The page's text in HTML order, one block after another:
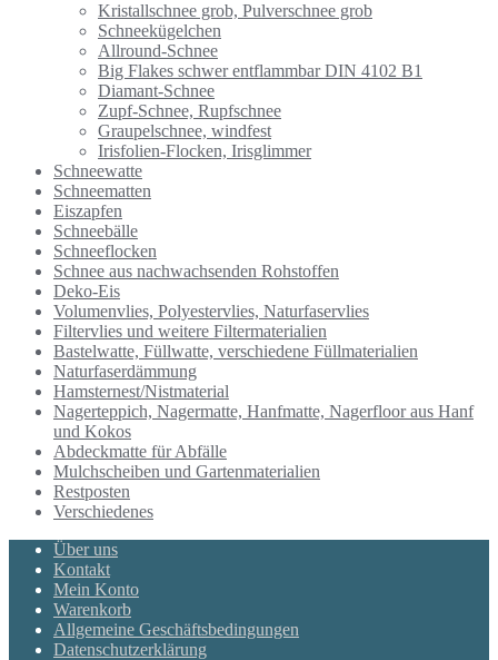
Kristallschnee grob, Pulverschnee grob
Schneekügelchen
Allround-Schnee
Big Flakes schwer entflammbar DIN 4102 B1
Diamant-Schnee
Zupf-Schnee, Rupfschnee
Graupelschnee, windfest
Irisfolien-Flocken, Irisglimmer
Schneewatte
Schneematten
Eiszapfen
Schneebälle
Schneeflocken
Schnee aus nachwachsenden Rohstoffen
Deko-Eis
Volumenvlies, Polyestervlies, Naturfaservlies
Filtervlies und weitere Filtermaterialien
Bastelwatte, Füllwatte, verschiedene Füllmaterialien
Naturfaserdämmung
Hamsternest/Nistmaterial
Nagerteppich, Nagermatte, Hanfmatte, Nagerfloor aus Hanf
und Kokos
Abdeckmatte für Abfälle
Mulchscheiben und Gartenmaterialien
Restposten
Verschiedenes
Über uns
Kontakt
Mein Konto
Warenkorb
Allgemeine Geschäftsbedingungen
Datenschutzerklärung